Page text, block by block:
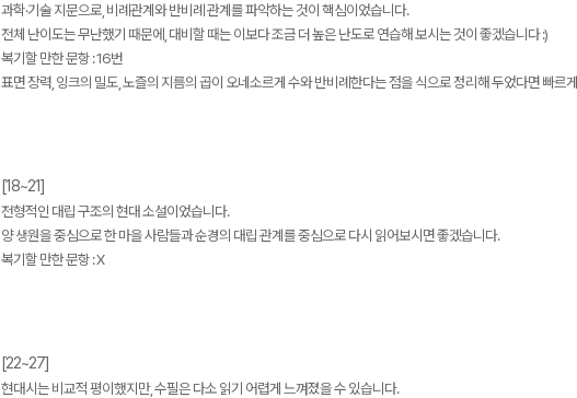
과학·기술 지문으로, 비례관계와 반비례 관계를 파악하는 것이 핵심이었습니다.
전체 난이도는 무난했기 때문에, 대비할 때는 이보다 조금 더 높은 난도로 연습해 보시는 것이 좋겠습니다 :)
복기할 만한 문항 : 16번
표면 장력, 잉크의 밀도, 노즐의 지름의 곱이 오네소르게 수와 반비례한다는 점을 식으로 정리해 두었다면 빠르
[18~21]
전형적인 대립 구조의 현대 소설이었습니다.
양 생원을 중심으로 한 마을 사람들과 순경의 대립 관계를 중심으로 다시 읽어보시면 좋겠습니다.
복기할 만한 문항 : X
[22~27]
현대시는 비교적 평이했지만, 수필은 다소 읽기 어렵게 느껴졌을 수 있습니다.